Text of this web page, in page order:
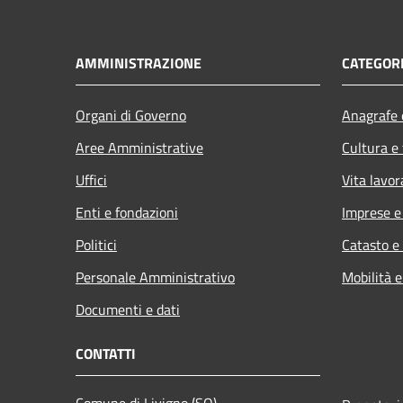
AMMINISTRAZIONE
Organi di Governo
Aree Amministrative
Uffici
Enti e fondazioni
Politici
Personale Amministrativo
Documenti e dati
Cultura
Vita
Imprese
Catasto
Mobilità
CONTATTI